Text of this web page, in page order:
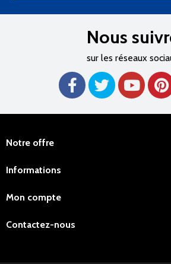
Nous
sur les réseaux
Notre offre
Informations
Mon compte
Contactez-nous